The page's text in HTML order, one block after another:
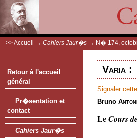
>>Accueil → Cahiers Jaur�s → N� 174,
Retour à l'accueil
général
Pr�sentation et
contact
Cahiers Jaur�s
Varia :
Signaler
Bruno
LeCours